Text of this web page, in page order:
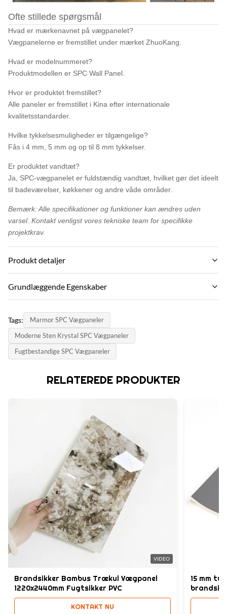
Ofte stillede spørgsmål
Hvad er mærkenavnet på vægpanelet?
Vægpanelerne er fremstillet under mærket ZhuoKang.
Hvad er modelnummeret?
Produktmodellen er SPC Wall Panel.
Hvor er produktet fremstillet?
Alle paneler er fremstillet i Kina efter internationale
kvalitetsstandarder.
Hvilke tykkelsesmuligheder er tilgængelige?
Fås i 4 mm, 5 mm og op til 8 mm tykkelser.
Er produktet vandtæt?
Ja, SPC-vægpanelet er fuldstændig vandtæt, hvilket gør det ideelt
til badeværelser, køkkener og andre våde områder.
Bemærk: Alle specifikationer og funktioner kan ændres uden
varsel. Kontakt venligst vores tekniske team for specifikke
projektkrav.
Produkt detaljer
Termite Resistance:
600mm*3000mm
Durability:
Fireproof, Heat Insulation, Moisture
Stone Plastic Composite
Morden
High Light:
Højstyrke SPC-vægpanel,Vandtæt SPC-vægpanel
Marmorfinish Stenplastikkompositmateriale
Grundlæggende Egenskaber
ZhuoKang
PRODUKT MODEL:
SPC wall panel
Tags:
Marmor SPC Vægpaneler
Moderne Sten Krystal SPC Vægpaneler
Fugtbestandige SPC Vægpaneler
RELATEREDE PRODUKTER
VIDEO
Brandsikker Bambus Trækul Vægpanel
1220x2440mm Fugtsikker PVC
KONTAKT NU
15 mm